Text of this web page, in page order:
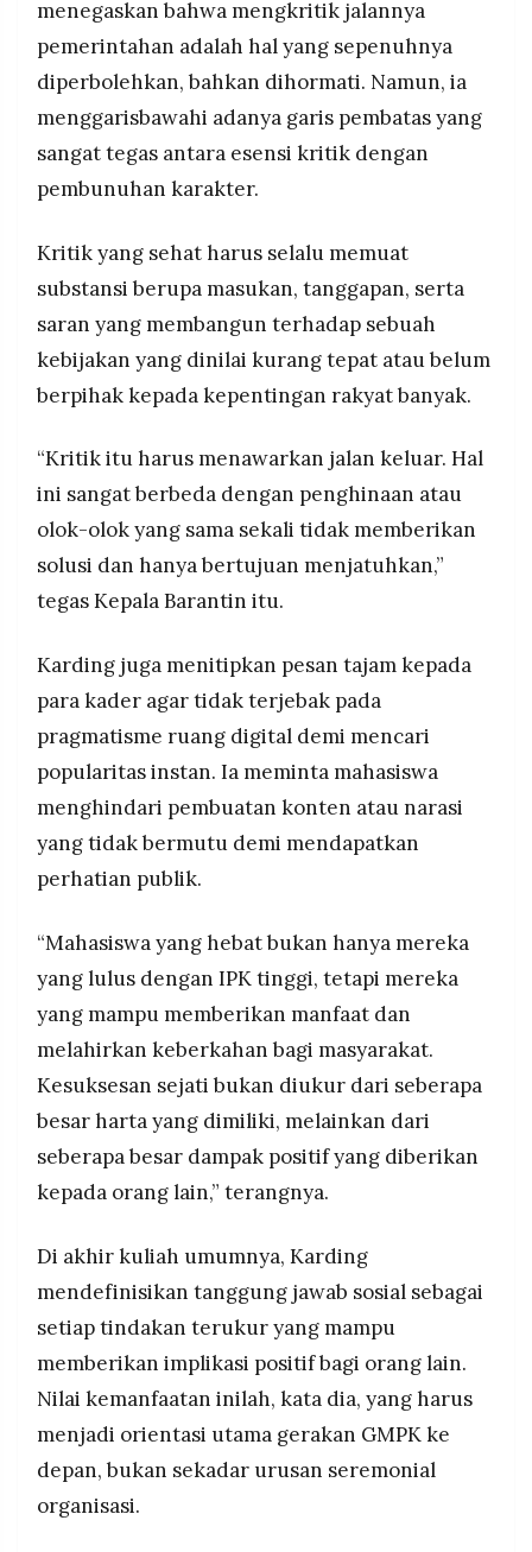
menegaskan bahwa mengkritik jalannya
pemerintahan adalah hal yang sepenuhnya
diperbolehkan, bahkan dihormati. Namun, ia
menggarisbawahi adanya garis pembatas yang
sangat tegas antara esensi kritik dengan
pembunuhan karakter.
Kritik yang sehat harus selalu memuat
substansi berupa masukan, tanggapan, serta
saran yang membangun terhadap sebuah
kebijakan yang dinilai kurang tepat atau belum
berpihak kepada kepentingan rakyat banyak.
“Kritik itu harus menawarkan jalan keluar. Hal
ini sangat berbeda dengan penghinaan atau
olok-olok yang sama sekali tidak memberikan
solusi dan hanya bertujuan menjatuhkan,”
tegas Kepala Barantin itu.
Karding juga menitipkan pesan tajam kepada
para kader agar tidak terjebak pada
pragmatisme ruang digital demi mencari
popularitas instan. Ia meminta mahasiswa
menghindari pembuatan konten atau narasi
yang tidak bermutu demi mendapatkan
perhatian publik.
“Mahasiswa yang hebat bukan hanya mereka
yang lulus dengan IPK tinggi, tetapi mereka
yang mampu memberikan manfaat dan
melahirkan keberkahan bagi masyarakat.
Kesuksesan sejati bukan diukur dari seberapa
besar harta yang dimiliki, melainkan dari
seberapa besar dampak positif yang diberikan
kepada orang lain,” terangnya.
Di akhir kuliah umumnya, Karding
mendefinisikan tanggung jawab sosial sebagai
setiap tindakan terukur yang mampu
memberikan implikasi positif bagi orang lain.
Nilai kemanfaatan inilah, kata dia, yang harus
menjadi orientasi utama gerakan GMPK ke
depan, bukan sekadar urusan seremonial
organisasi.